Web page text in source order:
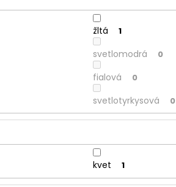
žltá 1
svetlomodrá 0
fialová
0
svetlotyrkysová 0
kvet 1